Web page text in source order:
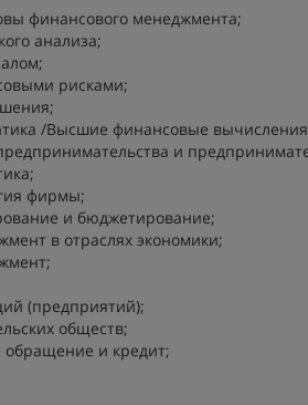
финансового менеджмента;
анализа;
рисками;
/Высшие финансовые
и
фирмы;
и бюджетирование;
в отраслях экономики;
(предприятий);
обществ;
и кредит;